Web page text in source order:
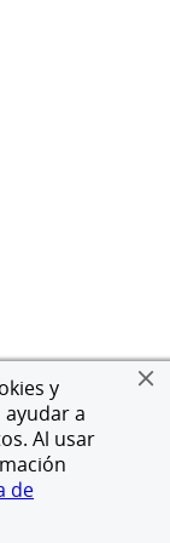
y
a
Al usar
de